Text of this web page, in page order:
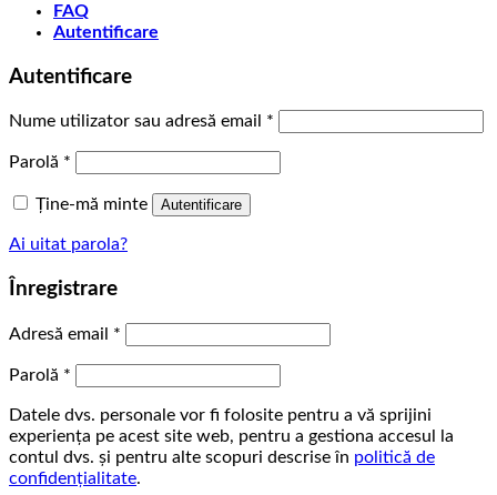
FAQ
Autentificare
Autentificare
Nume utilizator sau adresă email *
Parolă *
Ține-mă minte Autentificare
Ai uitat parola?
Înregistrare
Adresă email *
Parolă *
Datele dvs. personale vor fi folosite pentru a vă sprijini
experiența pe acest site web, pentru a gestiona accesul la
contul dvs. și pentru alte scopuri descrise în politică de
confidențialitate.